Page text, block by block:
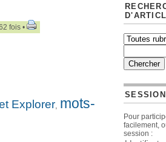
fois •
Explorer, mots-
SESSION
Pour
facilement,
session :